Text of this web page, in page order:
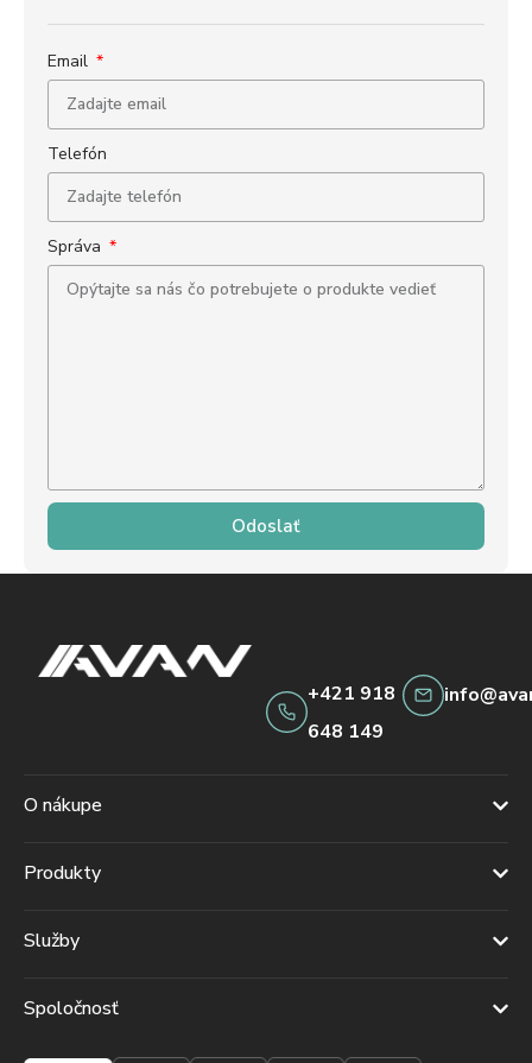
Email
Telefón
Správa
Odoslať
+421 918
648 149
O nákupe
Produkty
Služby
Spoločnosť